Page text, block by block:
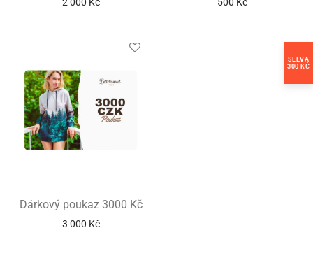
Dárkový poukaz 3000 Kč
3 000 Kč
SLEVA
300 KČ